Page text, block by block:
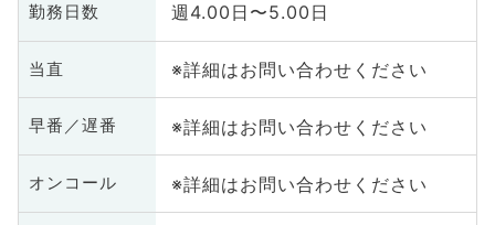
勤務日数 週4.00日〜5.00日
当直 ※詳細はお問い合わせください
早番／遅番 ※詳細はお問い合わせください
オンコール ※詳細はお問い合わせください